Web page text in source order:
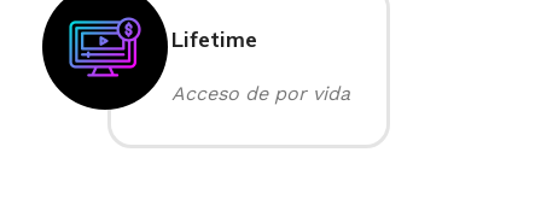
Lifetime
Acceso de por vida